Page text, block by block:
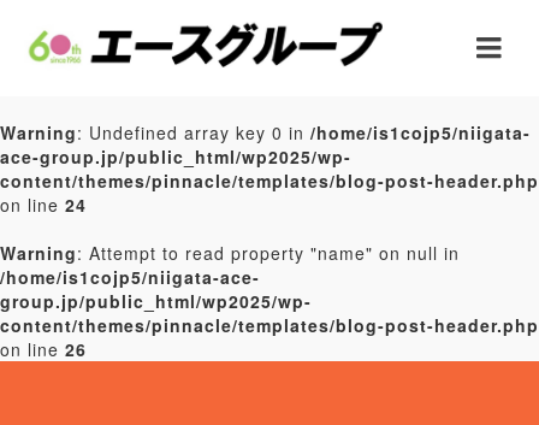
Warning: Undefined array key 0 in /home/is1cojp5/niigata-
ace-group.jp/public_html/wp2025/wp-
content/themes/pinnacle/templates/blog-post-header.php
on line 24
Warning: Attempt to read property "name" on null in
/home/is1cojp5/niigata-ace-
group.jp/public_html/wp2025/wp-
content/themes/pinnacle/templates/blog-post-header.php
on line 26